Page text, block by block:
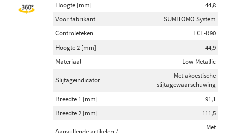
Hoogte [mm]
44,8
Voor fabrikant
SUMITOMO System
Controleteken
ECE-R90
Hoogte 2 [mm]
44,9
Materiaal
Low-Metallic
Slijtageindicator
Met akoestische
slijtagewaarschuwing
Breedte 1 [mm]
91,1
Breedte 2 [mm]
111,5
Met